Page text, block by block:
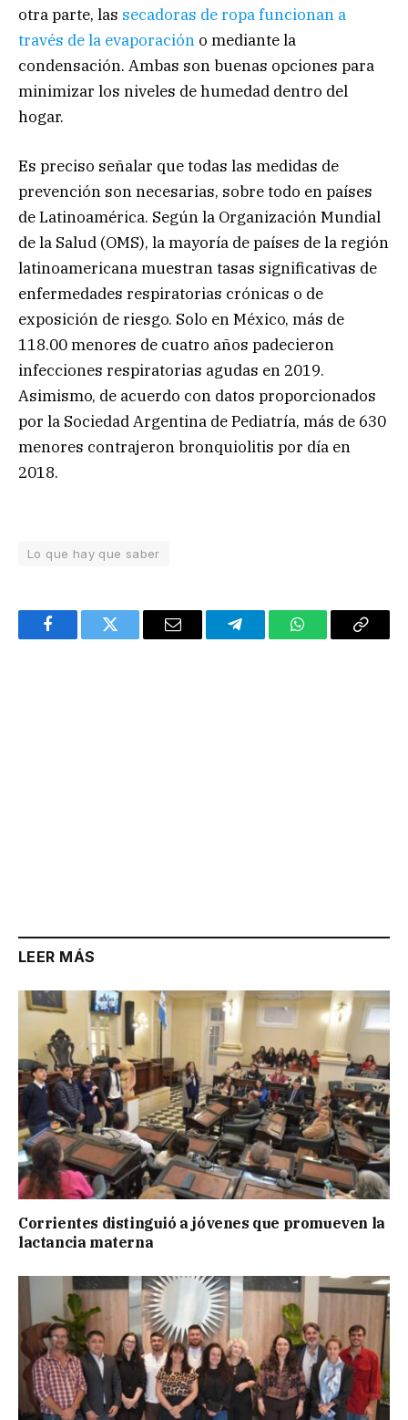
otra parte, las secadoras de ropa funcionan a
través de la evaporación o mediante la
condensación. Ambas son buenas opciones para
minimizar los niveles de humedad dentro del
hogar.
Es preciso señalar que todas las medidas de
prevención son necesarias, sobre todo en países
de Latinoamérica. Según la Organización Mundial
de la Salud (OMS), la mayoría de países de la región
latinoamericana muestran tasas significativas de
enfermedades respiratorias crónicas o de
exposición de riesgo. Solo en México, más de
118.00 menores de cuatro años padecieron
infecciones respiratorias agudas en 2019.
Asimismo, de acuerdo con datos proporcionados
por la Sociedad Argentina de Pediatría, más de 630
menores contrajeron bronquiolitis por día en
2018.
Lo que hay que saber
FacebookTwitter Email TelegramWhatsAppCopy
LEER MÁS
Corrientes distinguió a jóvenes que promueven la
lactancia materna